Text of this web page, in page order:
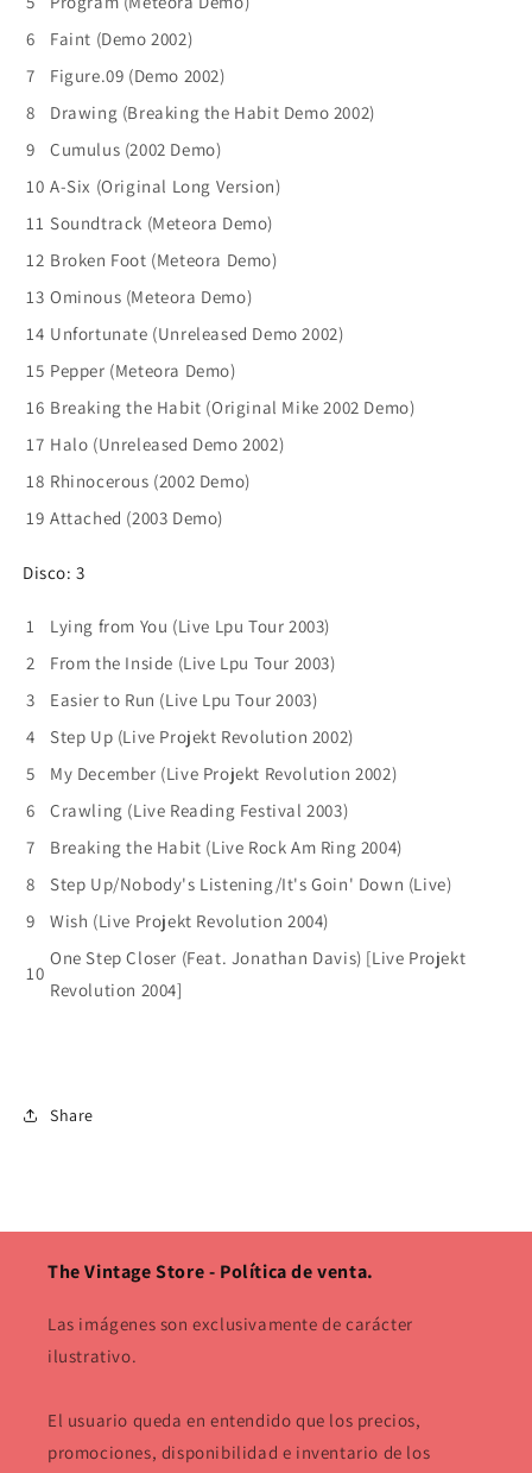
6
Faint (Demo 2002)
7
Figure.09 (Demo 2002)
8
Drawing (Breaking the Habit Demo 2002)
9
Cumulus (2002 Demo)
10 A-Six (Original Long Version)
11 Soundtrack (Meteora Demo)
12 Broken Foot (Meteora Demo)
13 Ominous (Meteora Demo)
14 Unfortunate (Unreleased Demo 2002)
15 Pepper (Meteora Demo)
16 Breaking the Habit (Original Mike 2002 Demo)
17 Halo (Unreleased Demo 2002)
18 Rhinocerous (2002 Demo)
19 Attached (2003 Demo)
Disco: 3
1
Lying from You (Live Lpu Tour 2003)
2
From the Inside (Live Lpu Tour 2003)
3
Easier to Run (Live Lpu Tour 2003)
4
Step Up (Live Projekt Revolution 2002)
5
My December (Live Projekt Revolution 2002)
6
Crawling (Live Reading Festival 2003)
7
Breaking the Habit (Live Rock Am Ring 2004)
8
Step Up/Nobody's Listening/It's Goin' Down (Live)
9
Wish (Live Projekt Revolution 2004)
10
One Step Closer (Feat. Jonathan Davis) [Live Projekt
Revolution 2004]
Share
The Vintage Store - Política de venta.
Las imágenes son exclusivamente de carácter
ilustrativo.
El usuario queda en entendido que los precios,
promociones, disponibilidad e inventario de los